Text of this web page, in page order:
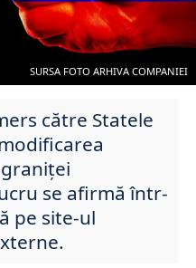
SURSA FOTO ARHIVA COMPANIEI
către Statele
se afirmă într-
pe site-ul